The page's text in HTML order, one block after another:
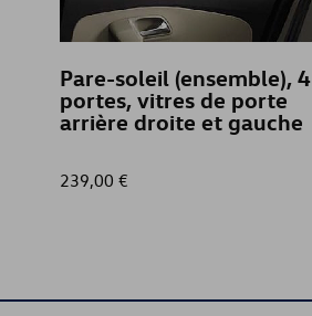
Pare-soleil (ensemble), 4
portes, vitres de porte
arrière droite et gauche
239,00 €